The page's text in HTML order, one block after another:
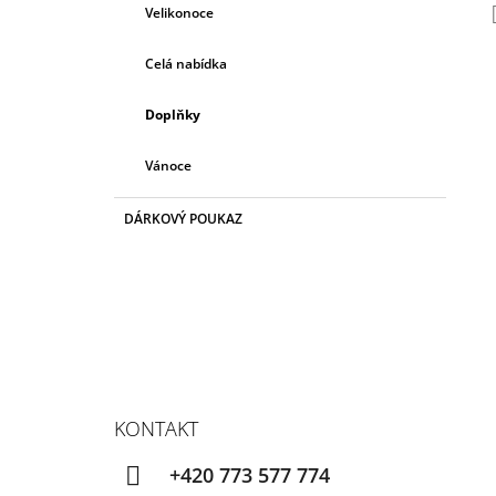
Velikonoce
Celá nabídka
Doplňky
Vánoce
DÁRKOVÝ POUKAZ
KONTAKT
+420 773 577 774